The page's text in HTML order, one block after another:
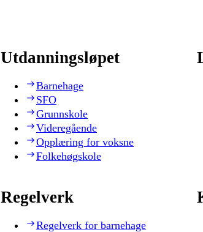
Utdanningsløpet
Barnehage
SFO
Grunnskole
Videregående
Opplæring for voksne
Folkehøgskole
Regelverk
Regelverk for barnehage